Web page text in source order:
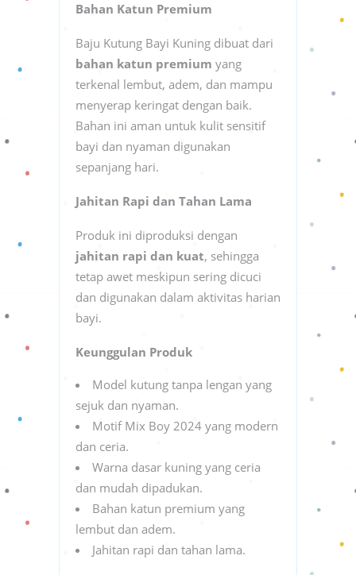
Bahan Katun Premium
Baju Kutung Bayi Kuning dibuat dari
bahan katun premium yang
terkenal lembut, adem, dan mampu
menyerap keringat dengan baik.
Bahan ini aman untuk kulit sensitif
bayi dan nyaman digunakan
sepanjang hari.
Jahitan Rapi dan Tahan Lama
Produk ini diproduksi dengan
jahitan rapi dan kuat, sehingga
tetap awet meskipun sering dicuci
dan digunakan dalam aktivitas harian
bayi.
Keunggulan Produk
Model kutung tanpa lengan yang
sejuk dan nyaman.
Motif Mix Boy 2024 yang modern
dan ceria.
Warna dasar kuning yang ceria
dan mudah dipadukan.
Bahan katun premium yang
lembut dan adem.
Jahitan rapi dan tahan lama.